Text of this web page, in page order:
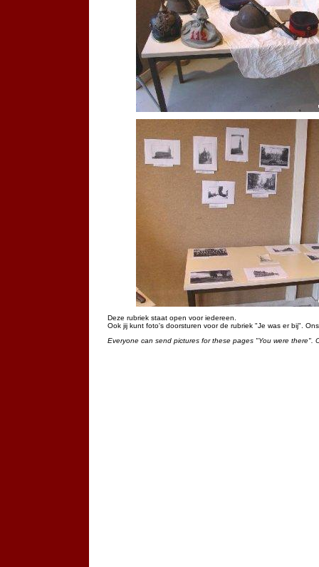
Deze rubriek staat open voor iedereen.
Ook jij kunt foto's doorsturen voor de rubriek "Je was er bij".
Everyone can send pictures for these pages "You were there".